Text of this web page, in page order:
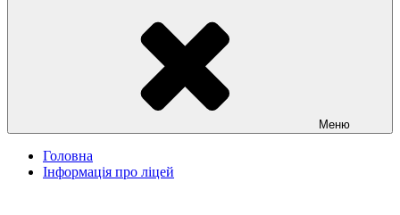
Меню
Головна
Інформація про ліцей